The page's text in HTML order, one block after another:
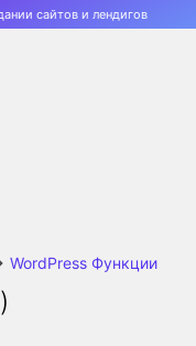
сайтов и лендигов
WordPress Функции